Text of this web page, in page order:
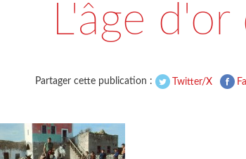
L'âge
Partager cette publication : Twitter/X